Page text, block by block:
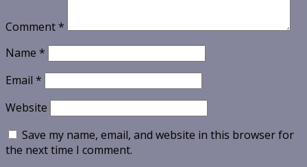
Comment*
Name *
Email *
Website
Save my name, email, and website in this browser for
the next time I comment.